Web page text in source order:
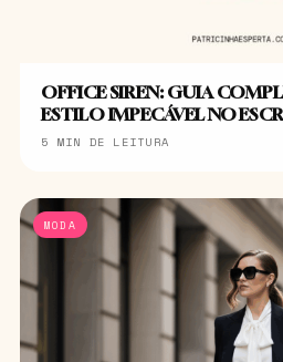
OFFICE SIREN: GUIA
ESTILO IMPECÁVEL NO
5 MIN DE LEITURA
MODA